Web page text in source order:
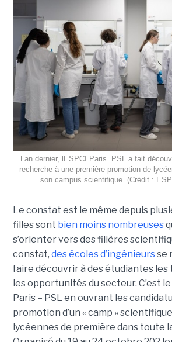
Lan dernier, lESPCI Paris  PSL a fait
recherche à une première promotion de
son campus scientifique. (Crédit :
Le constat est le même depuis
filles sont bien moins nombreuses
s’orienter vers des filières
constat, des écoles d’ingénieursse
faire découvrir à des étudiantes
les opportunités du secteur. C’est le
Paris – PSL en ouvrant les
promotion d’un « camp »
lycéennes de première dans toute